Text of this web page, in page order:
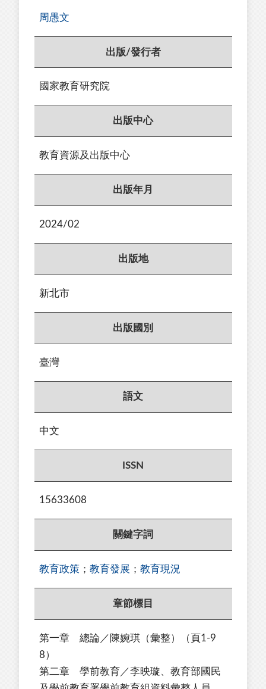
周愚文
出版/發行者
國家教育研究院
出版中心
教育資源及出版中心
出版年月
2024/02
出版地
新北市
出版國別
臺灣
語文
中文
ISSN
15633608
關鍵字詞
教育政策 ； 教育發展 ； 教育現況
章節標目
第一章 總論／陳婉琪（彙整）（頁1-9
8）
第二章 學前教育／李映璇、教育部國民